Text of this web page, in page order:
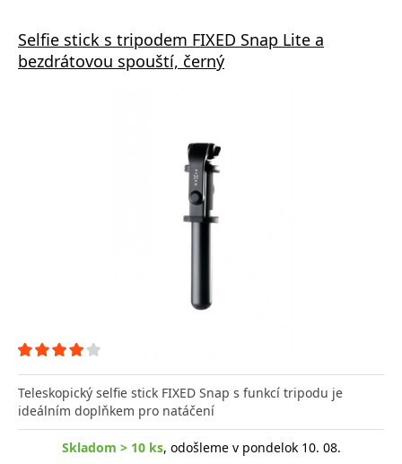
Selfie stick s tripodem FIXED Snap Lite a
bezdrátovou spouští, černý
Teleskopický selfie stick FIXED Snap s funkcí tripodu je
ideálním doplňkem pro natáčení
Skladom > 10 ks, odošleme v pondelok 10. 08.